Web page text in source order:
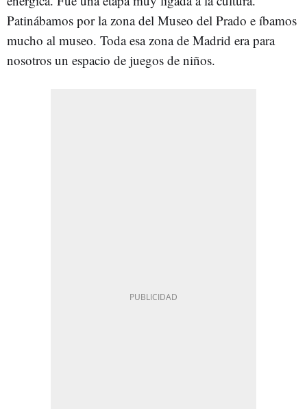
Patinábamos por la zona del Museo del Prado e íbamos
mucho al museo. Toda esa zona de Madrid era para
nosotros un espacio de juegos de niños.